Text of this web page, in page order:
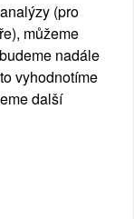
(pro
můžeme
nadále
vyhodnotíme
další